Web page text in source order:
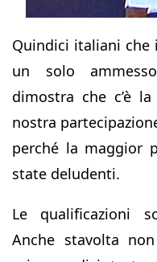
Quindici italiani che
un solo
dimostra che c’è
nostra
perché la maggior
state deludenti.
Le qualificazioni
Anche stavolta